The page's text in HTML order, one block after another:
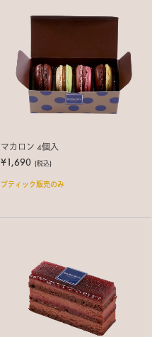
マカロン 4個入
¥1,690 (税込)
ブティック販売のみ